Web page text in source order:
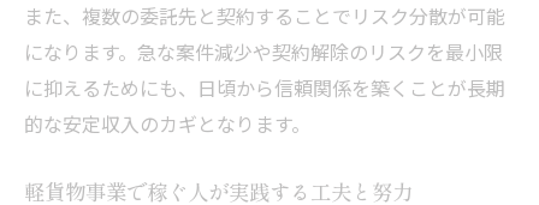
また、複数の委託先と契約することでリスク分散が可能
になります。急な案件減少や契約解除のリスクを最小限
に抑えるためにも、日頃から信頼関係を築くことが長期
的な安定収入のカギとなります。
軽貨物事業で稼ぐ人が実践する工夫と努力